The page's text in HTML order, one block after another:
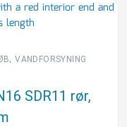
,VANDFORSYNING
SDR11 rør,